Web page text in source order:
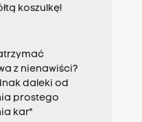
koszulkę!
z nienawiści?
daleki od
prostego
kar"